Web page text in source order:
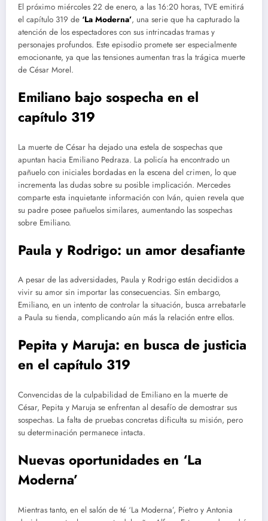
El próximo miércoles 22 de enero, a las 16:20 horas, TVE emitirá
el capítulo 319 de ‘La Moderna’, una serie que ha capturado la
atención de los espectadores con sus intrincadas tramas y
personajes profundos. Este episodio promete ser especialmente
emocionante, ya que las tensiones aumentan tras la trágica muerte
de César Morel.
Emiliano bajo sospecha en el
capítulo 319
La muerte de César ha dejado una estela de sospechas que
apuntan hacia Emiliano Pedraza. La policía ha encontrado un
pañuelo con iniciales bordadas en la escena del crimen, lo que
incrementa las dudas sobre su posible implicación. Mercedes
comparte esta inquietante información con Iván, quien revela que
su padre posee pañuelos similares, aumentando las sospechas
sobre Emiliano.
Paula y Rodrigo: un amor desafiante
A pesar de las adversidades, Paula y Rodrigo están decididos a
vivir su amor sin importar las consecuencias. Sin embargo,
Emiliano, en un intento de controlar la situación, busca arrebatarle
a Paula su tienda, complicando aún más la relación entre ellos.
Pepita y Maruja: en busca de justicia
en el capítulo 319
Convencidas de la culpabilidad de Emiliano en la muerte de
César, Pepita y Maruja se enfrentan al desafío de demostrar sus
sospechas. La falta de pruebas concretas dificulta su misión, pero
su determinación permanece intacta.
Nuevas oportunidades en ‘La
Moderna’
Mientras tanto, en el salón de té ‘La Moderna’, Pietro y Antonia